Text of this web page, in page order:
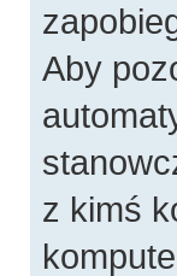
Aby
z kimś